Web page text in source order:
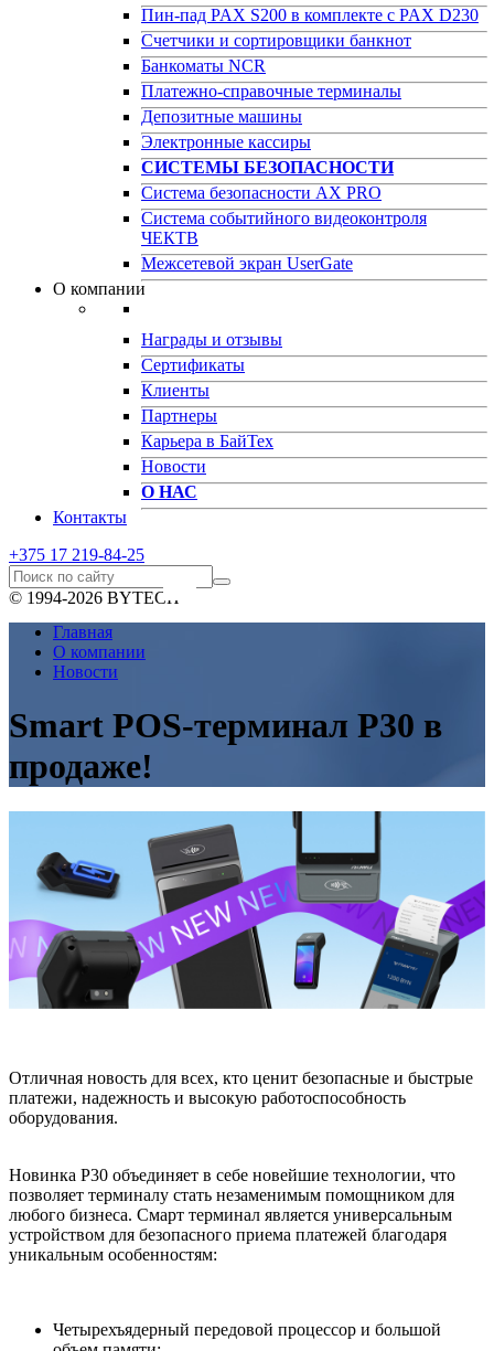
Пин-пад PAX S200 в комплекте с PAX D230
Счетчики и сортировщики банкнот
Банкоматы NCR
Платежно-справочные терминалы
Депозитные машины
Электронные кассиры
СИСТЕМЫ БЕЗОПАСНОСТИ
Система безопасности AX PRO
Система событийного видеоконтроля
ЧЕКТВ
Межсетевой экран UserGate
О компании
Награды и отзывы
Сертификаты
Клиенты
Партнеры
Карьера в БайТех
Новости
О НАС
Контакты
+375 17 219-84-25
© 1994-2026 BYTECH
Главная
О компании
Новости
Smart POS-терминал P30 в
продаже!
Отличная новость для всех, кто ценит безопасные и быстрые
платежи, надежность и высокую работоспособность
оборудования.
Новинка P30 объединяет в себе новейшие технологии, что
позволяет терминалу стать незаменимым помощником для
любого бизнеса. Смарт терминал является универсальным
устройством для безопасного приема платежей благодаря
уникальным особенностям:
Четырехъядерный передовой процессор и большой